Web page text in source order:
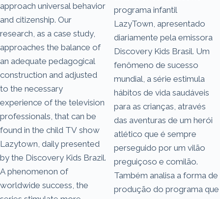
approach universal behavior
and citizenship. Our
research, as a case study,
approaches the balance of
an adequate pedagogical
construction and adjusted
to the necessary
experience of the television
professionals, that can be
found in the child TV show
Lazytown, daily presented
by the Discovery Kids Brazil.
A phenomenon of
worldwide success, the
programa infantil
LazyTown, apresentado
diariamente pela emissora
Discovery Kids Brasil. Um
fenômeno de sucesso
mundial, a série estimula
hábitos de vida saudáveis
para as crianças, através
das aventuras de um herói
atlético que é sempre
perseguido por um vilão
preguiçoso e comilão.
Também analisa a forma de
produção do programa que